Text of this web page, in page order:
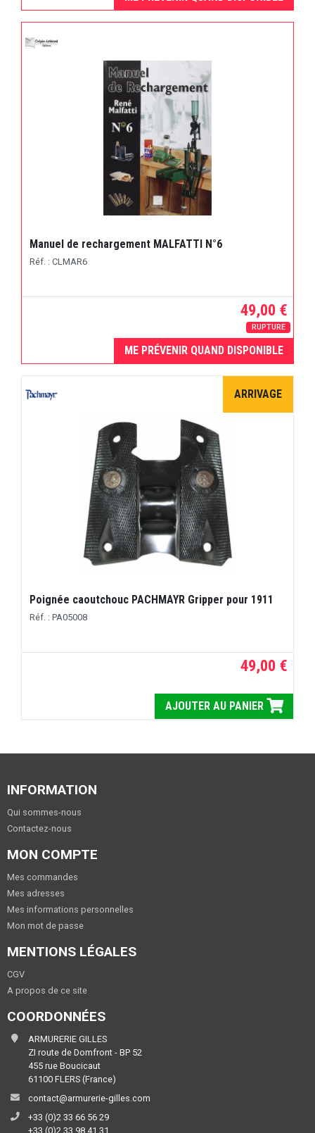
Manuel de rechargement MALFATTI N°6
Réf. : CLMAR6
49,00 €
RUPTURE
ME PRÉVENIR QUAND DISPONIBLE
ARRIVAGE
Poignée caoutchouc PACHMAYR Gripper pour 1911
Réf. : PA05008
49,00 €
AJOUTER AU PANIER
INFORMATION
Qui sommes-nous
Contactez-nous
MON COMPTE
Mes commandes
Mes adresses
Mes informations personnelles
Mon mot de passe
MENTIONS LÉGALES
CGV
A propos de ce site
COORDONNÉES
ARMURERIE GILLES
ZI route de Domfront - BP 52
455 rue Boucicaut
61100 FLERS (France)
contact@armurerie-gilles.com
+33 (0)2 33 66 56 29
+33 (0)2 33 98 41 31